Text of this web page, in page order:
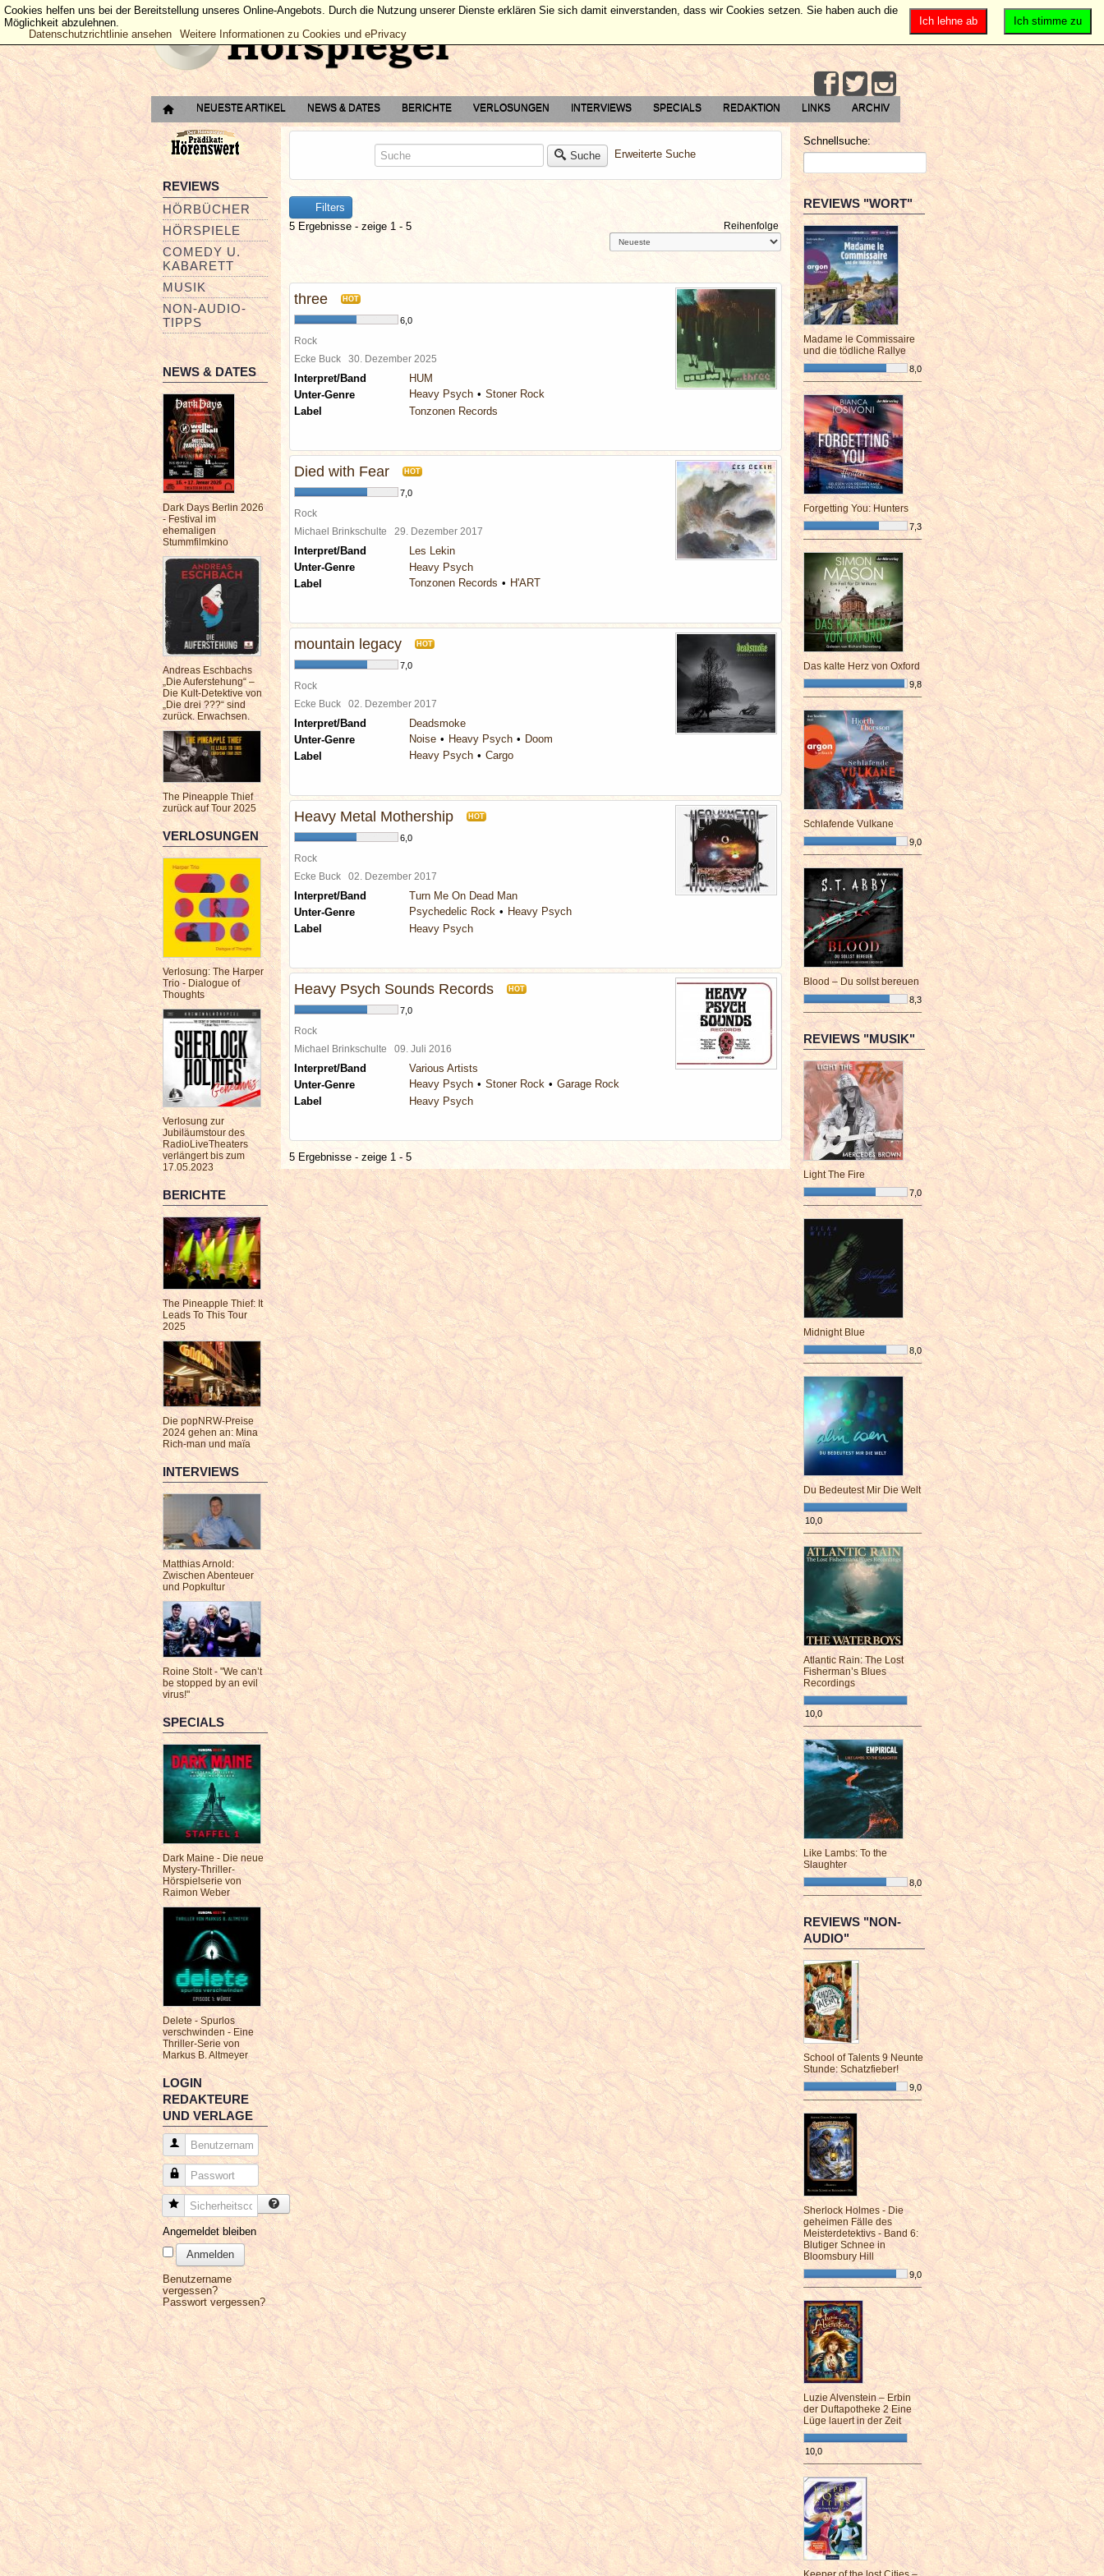
NEUESTE ARTIKEL NEWS & DATES BERICHTE VERLOSUNGEN INTERVIEWS SPECIALS REDAKTION LINKS ARCHIV
REVIEWS
HÖRBÜCHER
HÖRSPIELE
COMEDY U.
KABARETT
MUSIK
NON-AUDIO-
TIPPS
NEWS & DATES
Dark Days Berlin 2026
- Festival im
ehemaligen
Stummfilmkino
Andreas Eschbachs
„Die Auferstehung“ –
Die Kult-Detektive von
„Die drei ???“ sind
zurück. Erwachsen.
The Pineapple Thief
zurück auf Tour 2025
VERLOSUNGEN
Verlosung: The Harper
Trio - Dialogue of
Thoughts
Verlosung zur
Jubiläumstour des
RadioLiveTheaters
verlängert bis zum
17.05.2023
BERICHTE
The Pineapple Thief: It
Leads To This Tour
2025
Die popNRW-Preise
2024 gehen an: Mina
Rich-man und maïa
INTERVIEWS
Matthias Arnold:
Zwischen Abenteuer
und Popkultur
Roine Stolt - "We can’t
be stopped by an evil
virus!"
SPECIALS
Dark Maine - Die neue
Mystery-Thriller-
Hörspielserie von
Raimon Weber
Delete - Spurlos
verschwinden - Eine
Thriller-Serie von
Markus B. Altmeyer
LOGIN
REDAKTEURE
UND VERLAGE
Benutzername
Passwort
Sicherheitscode
Angemeldet bleiben
Anmelden
Benutzername
vergessen?
Passwort vergessen?
Suche Erweiterte Suche
Filters
5 Ergebnisse - zeige 1 - 5
Reihenfolge
three HOT
6,0
Rock
Ecke Buck 30. Dezember 2025
Interpret/Band
HUM
Unter-Genre
Heavy Psych
Stoner Rock
Label
Tonzonen Records
Died with Fear HOT
7,0
Rock
Michael Brinkschulte 29. Dezember 2017
Interpret/Band
Les Lekin
Unter-Genre
Heavy Psych
Label
Tonzonen Records H'ART
mountain legacy HOT
7,0
Rock
Ecke Buck 02. Dezember 2017
Interpret/Band
Deadsmoke
Unter-Genre
Noise Heavy Psych
Doom
Label
Heavy Psych Cargo
Heavy Metal Mothership HOT
6,0
Rock
Ecke Buck 02. Dezember 2017
Interpret/Band
Turn Me On Dead Man
Unter-Genre
Psychedelic Rock
Heavy Psych
Label
Heavy Psych
Heavy Psych Sounds Records HOT
7,0
Rock
Michael Brinkschulte 09. Juli 2016
Interpret/Band
Various Artists
Unter-Genre
Heavy Psych Stoner Rock
Garage Rock
Label
Heavy Psych
5 Ergebnisse - zeige 1 - 5
Schnellsuche:
REVIEWS "WORT"
Madame le Commissaire
und die tödliche Rallye
8,0
¯¯¯¯¯¯¯¯¯¯¯¯¯¯¯¯¯¯¯¯¯¯¯¯
Forgetting You: Hunters
7,3
¯¯¯¯¯¯¯¯¯¯¯¯¯¯¯¯¯¯¯¯¯¯¯¯
Das kalte Herz von Oxford
9,8
¯¯¯¯¯¯¯¯¯¯¯¯¯¯¯¯¯¯¯¯¯¯¯¯
Schlafende Vulkane
9,0
¯¯¯¯¯¯¯¯¯¯¯¯¯¯¯¯¯¯¯¯¯¯¯¯
Blood – Du sollst bereuen
8,3
¯¯¯¯¯¯¯¯¯¯¯¯¯¯¯¯¯¯¯¯¯¯¯¯
REVIEWS "MUSIK"
Light The Fire
7,0
¯¯¯¯¯¯¯¯¯¯¯¯¯¯¯¯¯¯¯¯¯¯¯¯
Midnight Blue
8,0
¯¯¯¯¯¯¯¯¯¯¯¯¯¯¯¯¯¯¯¯¯¯¯¯
Du Bedeutest Mir Die Welt
10,0
¯¯¯¯¯¯¯¯¯¯¯¯¯¯¯¯¯¯¯¯¯¯¯¯
Atlantic Rain: The Lost
Fisherman’s Blues
Recordings
10,0
¯¯¯¯¯¯¯¯¯¯¯¯¯¯¯¯¯¯¯¯¯¯¯¯
Like Lambs: To the
Slaughter
8,0
¯¯¯¯¯¯¯¯¯¯¯¯¯¯¯¯¯¯¯¯¯¯¯¯
REVIEWS "NON-
AUDIO"
School of Talents 9 Neunte
Stunde: Schatzfieber!
9,0
¯¯¯¯¯¯¯¯¯¯¯¯¯¯¯¯¯¯¯¯¯¯¯¯
Sherlock Holmes - Die
geheimen Fälle des
Meisterdetektivs - Band 6:
Blutiger Schnee in
Bloomsbury Hill
9,0
¯¯¯¯¯¯¯¯¯¯¯¯¯¯¯¯¯¯¯¯¯¯¯¯
Luzie Alvenstein – Erbin
der Duftapotheke 2 Eine
Lüge lauert in der Zeit
10,0
¯¯¯¯¯¯¯¯¯¯¯¯¯¯¯¯¯¯¯¯¯¯¯¯
Ich stimme zu
Ich lehne ab
Cookies helfen uns bei der Bereitstellung unseres Online-Angebots. Durch die Nutzung unserer Dienste erklären Sie sich damit einverstanden, dass wir Cookies setzen. Sie haben auch die
Möglichkeit abzulehnen.
Datenschutzrichtlinie ansehen
Weitere Informationen zu Cookies und ePrivacy